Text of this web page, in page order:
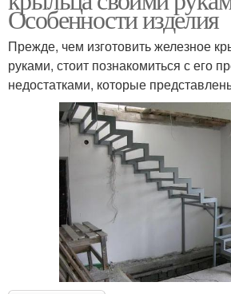
Особенности изделия
Прежде, чем изготовить железное
руками, стоит познакомиться с его
недостатками, которые